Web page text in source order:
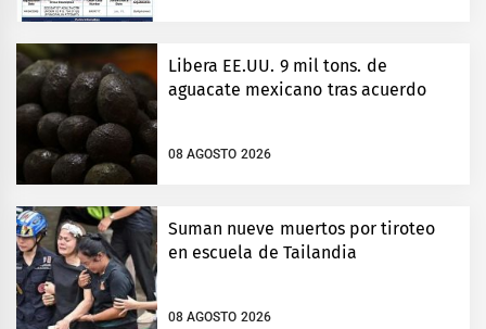
Libera EE.UU. 9 mil tons. de
aguacate mexicano tras acuerdo
08 AGOSTO 2026
Suman nueve muertos por tiroteo
en escuela de Tailandia
08 AGOSTO 2026